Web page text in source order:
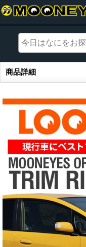
商品詳細
商品詳細